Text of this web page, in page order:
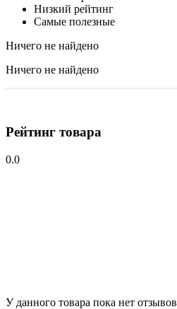
Низкий рейтинг
Самые полезные
Ничего не найдено
Ничего не найдено
Рейтинг товара
0.0
У данного товара пока нет отзывов